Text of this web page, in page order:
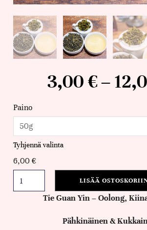
3,00€–
Paino
Tyhjennä valinta
6,00€
LISÄÄ
Tie Guan Yin – Oolong,
Pähkinäinen &